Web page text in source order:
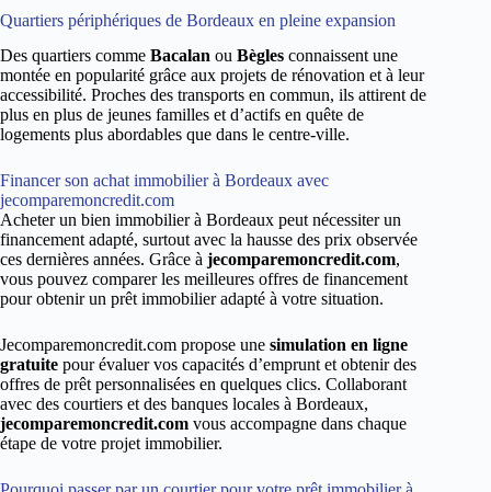
Quartiers périphériques de Bordeaux en pleine expansion
Des quartiers comme Bacalan ou Bègles connaissent une
montée en popularité grâce aux projets de rénovation et à leur
accessibilité. Proches des transports en commun, ils attirent de
plus en plus de jeunes familles et d’actifs en quête de
logements plus abordables que dans le centre-ville.
Financer son achat immobilier à Bordeaux avec
jecomparemoncredit.com
Acheter un bien immobilier à Bordeaux peut nécessiter un
financement adapté, surtout avec la hausse des prix observée
ces dernières années. Grâce à jecomparemoncredit.com,
vous pouvez comparer les meilleures offres de financement
pour obtenir un prêt immobilier adapté à votre situation.
Jecomparemoncredit.com propose une simulation en ligne
gratuite pour évaluer vos capacités d’emprunt et obtenir des
offres de prêt personnalisées en quelques clics. Collaborant
avec des courtiers et des banques locales à Bordeaux,
jecomparemoncredit.com vous accompagne dans chaque
étape de votre projet immobilier.